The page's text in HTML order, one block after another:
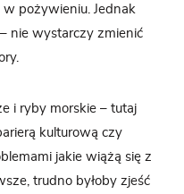
pożywieniu. Jednak
nie wystarczy zmienić
i ryby morskie – tutaj
kulturową czy
jakie wiążą się z
trudno byłoby zjeść